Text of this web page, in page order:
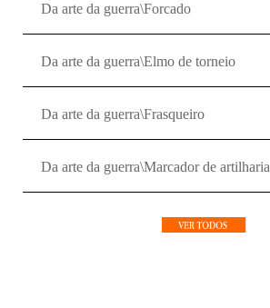
Da arte da guerra\Forcado
Da arte da guerra\Elmo de torneio
Da arte da guerra\Frasqueiro
Da arte da guerra\Marcador de artilharia